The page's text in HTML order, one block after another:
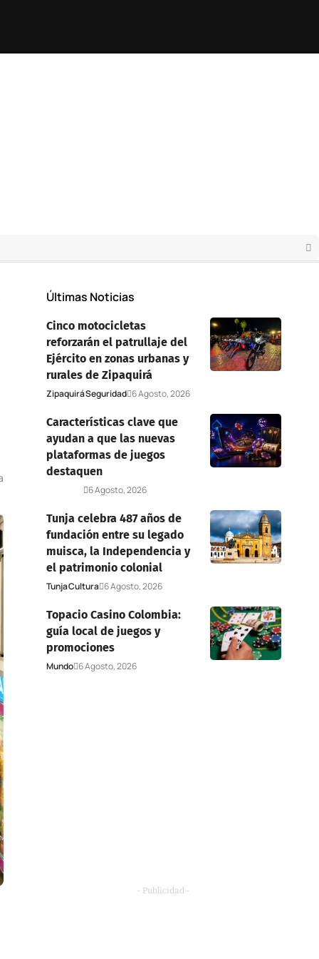
Últimas Noticias
Cinco motocicletas
reforzarán el patrullaje del
Ejército en zonas urbanas y
rurales de Zipaquirá
ZipaquiráSeguridad 6 Agosto, 2026
Características clave que
ayudan a que las nuevas
plataformas de juegos
destaquen
6 Agosto, 2026
Tunja celebra 487 años de
fundación entre su legado
muisca, la Independencia y
el patrimonio colonial
TunjaCultura 6 Agosto, 2026
Topacio Casino Colombia:
guía local de juegos y
promociones
Mundo 6 Agosto, 2026
- Publicidad -